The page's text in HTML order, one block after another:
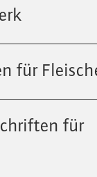
für
für